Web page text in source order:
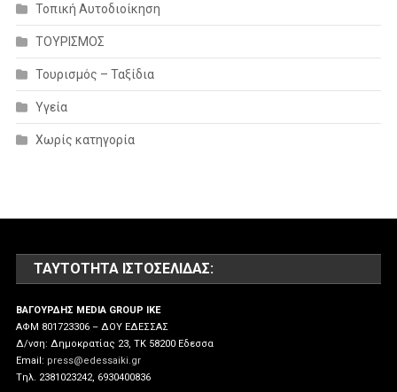
Τοπική Αυτοδιοίκηση
ΤΟΥΡΙΣΜΟΣ
Τουρισμός – Ταξίδια
Υγεία
Χωρίς κατηγορία
ΤΑΥΤΌΤΗΤΑ ΙΣΤΟΣΕΛΊΔΑΣ:
ΒΑΓΟΥΡΔΗΣ MEDIA GROUP IKE
ΑΦΜ 801723306 – ΔΟΥ ΕΔΕΣΣΑΣ
Δ/νση: Δημοκρατίας 23, ΤΚ 58200 Εδεσσα
Email: press@edessaiki.gr
Tηλ. 2381023242, 6930400836